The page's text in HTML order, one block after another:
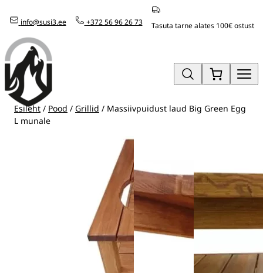
otse
sisu
juurde
info@susi3.ee +372 56 96 26 73 Tasuta tarne alates 100€ ostust
Esileht / Pood / Grillid / Massiivpuidust laud Big Green Egg
L munale